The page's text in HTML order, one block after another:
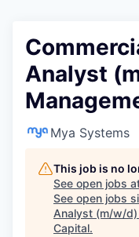
Analyst
Mya Systems
This job is no
See open jobs
See open jobs
Analyst (m/w/
Capital.